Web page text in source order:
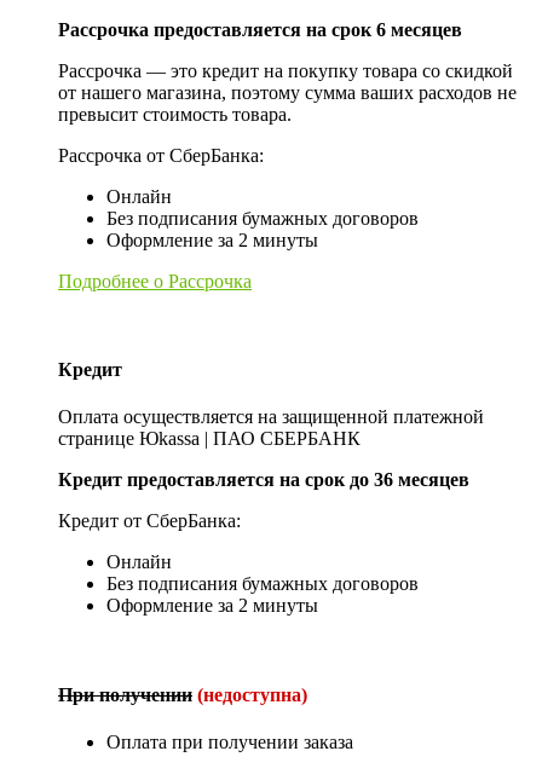
Рассрочка предоставляется на срок 6 месяцев
Рассрочка — это кредит на покупку товара со скидкой
от нашего магазина, поэтому сумма ваших расходов не
превысит стоимость товара.
Рассрочка от СберБанка:
Онлайн
Без подписания бумажных договоров
Оформление за 2 минуты
Подробнее о Рассрочка
Кредит
Оплата осуществляется на защищенной платежной
странице Юkassa | ПАО СБЕРБАНК
Кредит предоставляется на срок до 36 месяцев
Кредит от СберБанка:
Онлайн
Без подписания бумажных договоров
Оформление за 2 минуты
При получении (недоступна)
Оплата при получении заказа